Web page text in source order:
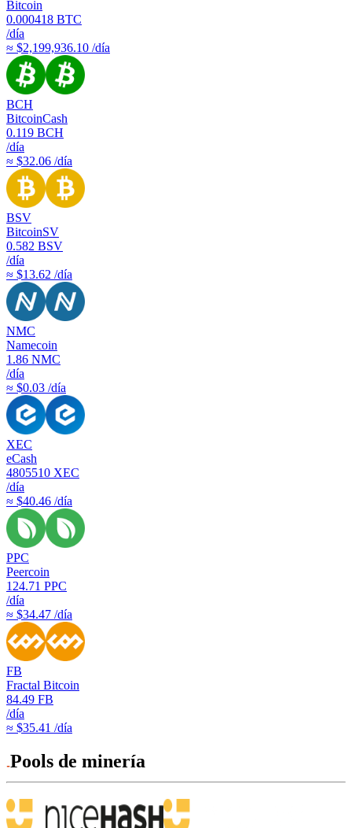
Bitcoin
0.000418 BTC
/día
≈ $2,199,936.10 /día
BCH
BitcoinCash
0.119 BCH
/día
≈ $32.06 /día
BSV
BitcoinSV
0.582 BSV
/día
≈ $13.62 /día
NMC
Namecoin
1.86 NMC
/día
≈ $0.03 /día
XEC
eCash
4805510 XEC
/día
≈ $40.46 /día
PPC
Peercoin
124.71 PPC
/día
≈ $34.47 /día
FB
Fractal Bitcoin
84.49 FB
/día
≈ $35.41 /día
Pools de minería